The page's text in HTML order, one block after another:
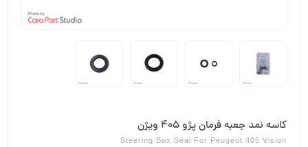
کاسه نمد جعبه فرمان پژو 405 ویژن
Steering Box Seal For Peugeot 405 Vision